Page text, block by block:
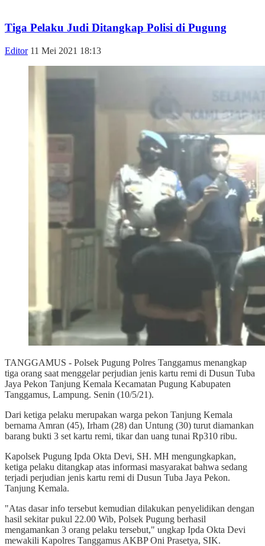
Tiga Pelaku Judi Ditangkap Polisi di Pugung
Editor 11 Mei 2021 18:13
TANGGAMUS - Polsek Pugung Polres Tanggamus menangkap
tiga orang saat menggelar perjudian jenis kartu remi di Dusun Tuba
Jaya Pekon Tanjung Kemala Kecamatan Pugung Kabupaten
Tanggamus, Lampung. Senin (10/5/21).
Dari ketiga pelaku merupakan warga pekon Tanjung Kemala
bernama Amran (45), Irham (28) dan Untung (30) turut diamankan
barang bukti 3 set kartu remi, tikar dan uang tunai Rp310 ribu.
Kapolsek Pugung Ipda Okta Devi, SH. MH mengungkapkan,
ketiga pelaku ditangkap atas informasi masyarakat bahwa sedang
terjadi perjudian jenis kartu remi di Dusun Tuba Jaya Pekon.
Tanjung Kemala.
"Atas dasar info tersebut kemudian dilakukan penyelidikan dengan
hasil sekitar pukul 22.00 Wib, Polsek Pugung berhasil
mengamankan 3 orang pelaku tersebut," ungkap Ipda Okta Devi
mewakili Kapolres Tanggamus AKBP Oni Prasetya, SIK.